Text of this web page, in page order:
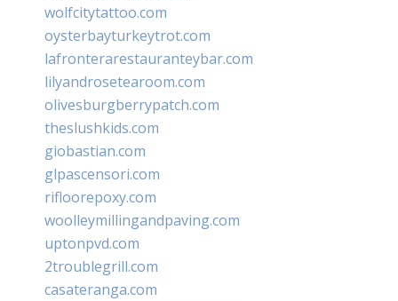
wolfcitytattoo.com
oysterbayturkeytrot.com
lafronterarestauranteybar.com
lilyandrosetearoom.com
olivesburgberrypatch.com
theslushkids.com
giobastian.com
glpascensori.com
rifloorepoxy.com
woolleymillingandpaving.com
uptonpvd.com
2troublegrill.com
casateranga.com